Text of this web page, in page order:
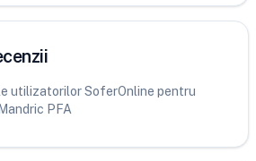
utilizatorilor SoferOnline pentru
PFA